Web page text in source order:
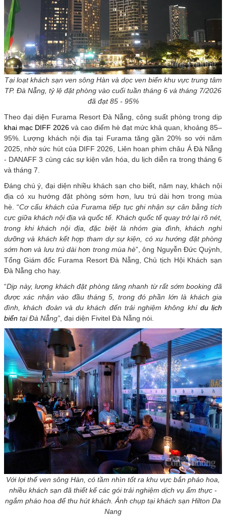
Tại loạt khách sạn ven sông Hàn và dọc ven biển khu vực trung tâm
TP. Đà Nẵng, tỷ lệ đặt phòng vào cuối tuần tháng 6 và tháng 7/2026
đã đạt 85 - 95%
Theo đại diện Furama Resort Đà Nẵng, công suất phòng trong dịp
khai mạc DIFF 2026 và cao điểm hè đạt mức khả quan, khoảng 85–
95%. Lượng khách nội địa tại Furama tăng gần 20% so với năm
2025, nhờ sức hút của DIFF 2026, Liên hoan phim châu Á Đà Nẵng
- DANAFF 3 cùng các sự kiện văn hóa, du lịch diễn ra trong tháng 6
và tháng 7.
Đáng chú ý, đại diện nhiều khách sạn cho biết, năm nay, khách nội
địa có xu hướng đặt phòng sớm hơn, lưu trú dài hơn trong mùa
hè. “Cơcấu khách của Furama tiếp tục ghi nhận sự cân bằng tích
cực giữa khách nội địa và quốc tế. Khách quốc tế quay trở lại rõ nét,
trong khi khách nội địa, đặc biệt là nhóm gia đình, khách nghỉ
dưỡng và khách kết hợp tham dự sự kiện, có xu hướng đặt phòng
sớm hơn và lưu trú dài hơn trong mùahè”, ông Nguyễn Đức Quỳnh,
Tổng Giám đốc Furama Resort Đà Nẵng, Chủ tịch Hội Khách sạn
Đà Nẵng cho hay.
“Dịp này, lượng khách đặt phòng tăng nhanh từ rất sớm booking đã
được xác nhận vào đầu tháng 5, trong đó phần lớn là khách gia
đình, khách đoàn và du khách đến trải nghiệm không khí du lịch
biển tại Đà Nẵng” , đại diện Fivitel Đà Nẵng nói.
Với lợi thế ven sông Hàn, có tầm nhìn tốt ra khu vực bắn pháo hoa,
nhiều khách sạn đã thiết kế các gói trải nghiệm dịch vụ ẩm thực -
ngắm pháo hoa để thu hút khách. Ảnh chụp tại khách sạn Hilton Da
Nang